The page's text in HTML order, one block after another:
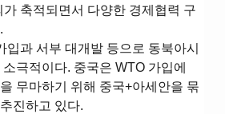
축적되면서 다양한 경제협력 구
입과 서부 대개발 등으로 동북아시
극적이다. 중국은 WTO 가입에
무마하기 위해 중국+아세안을 묶
진하고 있다.